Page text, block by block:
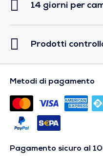
14 giorni per
Prodotti
Metodi di pagamento
Pagamento sicuro al